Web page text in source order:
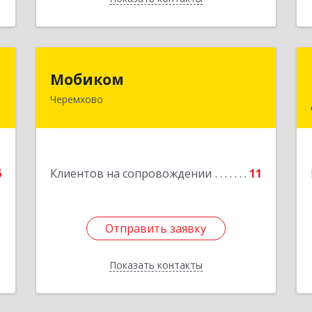
Мобиком
Черемхово
Клиентов на сопровождении 11
Отправить заявку
Показать контакты
Отправить заявку
Назад